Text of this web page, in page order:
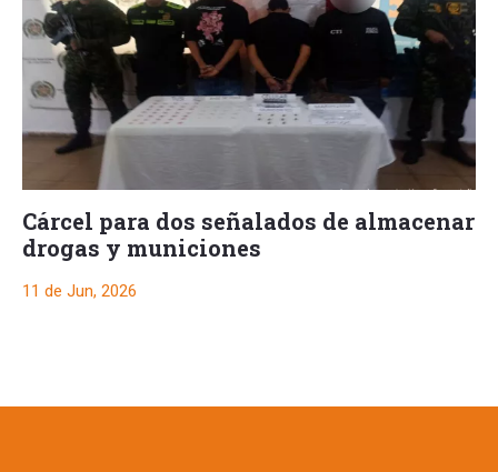
Cárcel para dos señalados de almacenar
drogas y municiones
11 de Jun, 2026